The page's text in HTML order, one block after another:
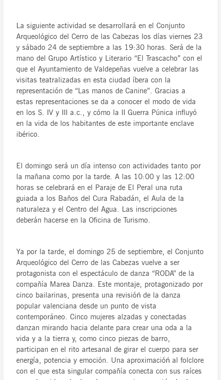
La siguiente actividad se desarrollará en el Conjunto
Arqueológico del Cerro de las Cabezas los días viernes 23
y sábado 24 de septiembre a las 19:30 horas. Será de la
mano del Grupo Artístico y Literario “El Trascacho” con el
que el Ayuntamiento de Valdepeñas vuelve a celebrar las
visitas teatralizadas en esta ciudad íbera con la
representación de “Las manos de Canine”. Gracias a
estas representaciones se da a conocer el modo de vida
en los S. IV y III a.c., y cómo la II Guerra Púnica influyó
en la vida de los habitantes de este importante enclave
ibérico.
El domingo será un día intenso con actividades tanto por
la mañana como por la tarde. A las 10:00 y las 12:00
horas se celebrará en el Paraje de El Peral una ruta
guiada a los Baños del Cura Rabadán, el Aula de la
naturaleza y el Centro del Agua. Las inscripciones
deberán hacerse en la Oficina de Turismo.
Ya por la tarde, el domingo 25 de septiembre, el Conjunto
Arqueológico del Cerro de las Cabezas vuelve a ser
protagonista con el espectáculo de danza “RODA” de la
compañía Marea Danza. Este montaje, protagonizado por
cinco bailarinas, presenta una revisióń de la danza
popular valenciana desde un punto de vista
contemporáneo. Cinco mujeres alzadas y conectadas
danzan mirando hacia delante para crear una oda a la
vida y a la tierra y, como cinco piezas de barro,
participan en el rito artesanal de girar el cuerpo para ser
energía, potencia y emoción. Una aproximacióń al folclore
con el que esta singular compañía conecta con sus raíces